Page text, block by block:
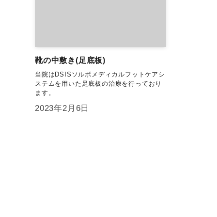
靴の中敷き(足底板)
当院はDSISソルボメディカルフットケアシ
ステムを用いた足底板の治療を行っており
ます。
2023年2月6日